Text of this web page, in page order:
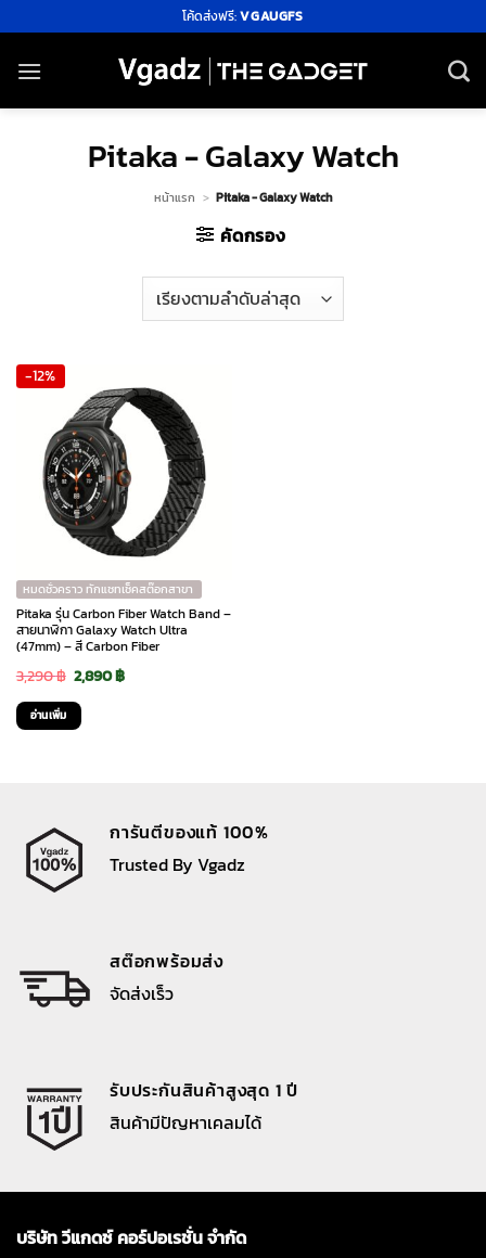
ไป
ยัง
โค้ดส่งฟรี:VGAUGFS
Pitaka - Galaxy Watch
หน้าแรก > Pitaka - Galaxy Watch
คัดกรอง
-12%
หมดชั่วคราว ทักแชทเช็คสต๊อกสาขา
Pitaka รุ่น Carbon Fiber Watch Band –
สายนาฬิกา Galaxy Watch Ultra
(47mm) – สี Carbon Fiber
3,290฿ Original
price
was:
2,890฿Current
อ่านเพิ่ม
การันตีของแท้ 100%
Trusted By Vgadz
สต๊อกพร้อมส่ง
จัดส่งเร็ว
รับประกันสินค้าสูงสุด 1 ปี
สินค้ามีปัญหาเคลมได้
บริษัท วีแกดซ์ คอร์ปอเรชั่น จำกัด